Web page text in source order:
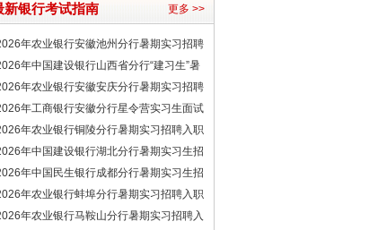
新银行考试指南 更多 >>
年农业银行安徽池州分行暑期实习招聘
通知年中国建设银行山西省分行“建习生”暑
习招聘入职通知
年农业银行安徽安庆分行暑期实习招聘
通知年工商银行安徽分行星令营实习生面试
（亳州分行）
年农业银行铜陵分行暑期实习招聘入职
年中国建设银行湖北分行暑期实习生招
下面试通知
年中国民生银行成都分行暑期实习生招
下面试通知
年农业银行蚌埠分行暑期实习招聘入职
年农业银行马鞍山分行暑期实习招聘入